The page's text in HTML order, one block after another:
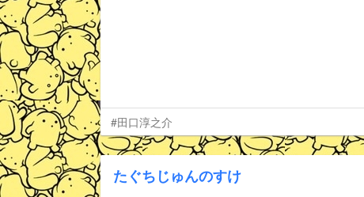
#田口淳之介
たぐちじゅんのすけ